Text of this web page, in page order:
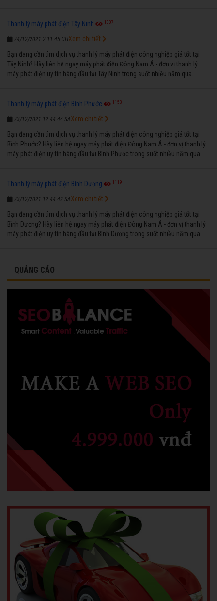
Thanh lý máy phát điện Tây Ninh 1007
24/12/2021 2:11:45 CH
Bạn đang cần tìm dịch vụ thanh lý máy phát điện công nghiệp giá tốt tại
Tây Ninh? Hãy liên hệ ngay máy phát điện Đông Nam Á - đơn vị thanh lý
máy phát điện uy tín hàng đầu tại Tây Ninh trong suốt nhiều năm qua.
Xem chi tiết
Thanh lý máy phát điện Bình Phước 1153
23/12/2021 12:44:44 SA
Bạn đang cần tìm dịch vụ thanh lý máy phát điện công nghiệp giá tốt tại
Bình Phước? Hãy liên hệ ngay máy phát điện Đông Nam Á - đơn vị thanh lý
máy phát điện uy tín hàng đầu tại Bình Phước trong suốt nhiều năm qua.
Xem chi tiết
Thanh lý máy phát điện Bình Dương 1119
23/12/2021 12:44:42 SA
Bạn đang cần tìm dịch vụ thanh lý máy phát điện công nghiệp giá tốt tại
Bình Dương? Hãy liên hệ ngay máy phát điện Đông Nam Á - đơn vị thanh lý
máy phát điện uy tín hàng đầu tại Bình Dương trong suốt nhiều năm qua.
Xem chi tiết
QUẢNG CÁO